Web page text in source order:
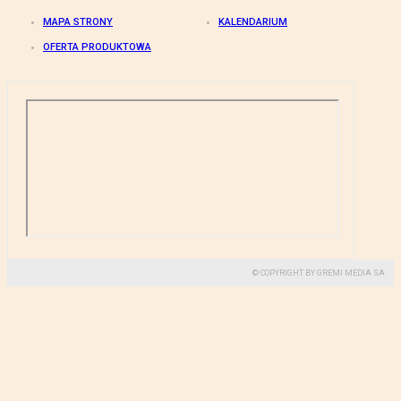
MAPA STRONY KALENDARIUM
OFERTA PRODUKTOWA
© COPYRIGHT BY GREMI MEDIA SA